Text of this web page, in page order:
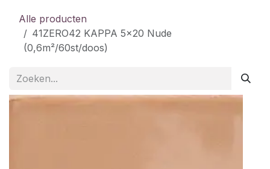
Alle producten
41ZERO42 KAPPA 5x20 Nude
(0,6m²/60st/doos)